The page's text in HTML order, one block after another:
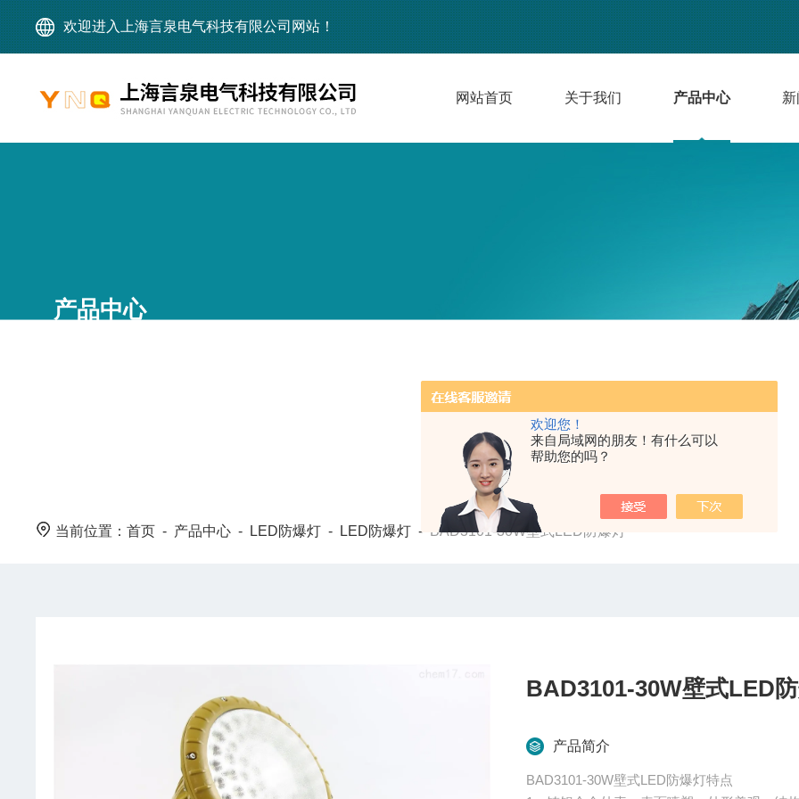
欢迎您！
来自局域网的朋友！有什么可以
帮助您的吗？
欢迎进入上海言泉电气科技有限公司网站！
网站首页 关于我们 产品中心
产品中心
当前位置：首页 - 产品中心 - LED防爆灯 - LED防爆灯 - BAD3101-30W壁式LED防爆灯
BAD3101-30W壁式LED
产品简介
BAD3101-30W壁式LED防爆灯特点